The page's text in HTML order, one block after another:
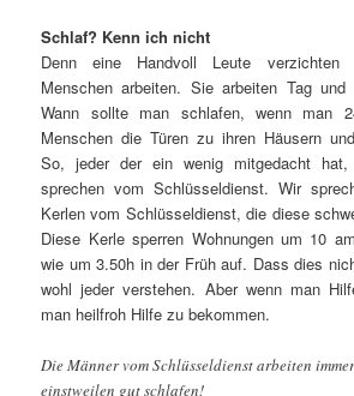
Schlaf? Kenn ich nicht
Denn eine Handvoll Leute
Menschen arbeiten. Sie arbeiten Tag
Wann sollte man schlafen, wenn man
Menschen die Türen zu ihren Häusern
So, jeder der ein wenig mitgedacht
sprechen vom Schlüsseldienst. Wir
Kerlen vom Schlüsseldienst, die diese
Diese Kerle sperren Wohnungen um 10
wie um 3.50h in der Früh auf. Dass dies
wohl jeder verstehen. Aber wenn man
man heilfroh Hilfe zu bekommen.
Die Männer vom Schlüsseldienst arbeiten
einstweilen gut schlafen!